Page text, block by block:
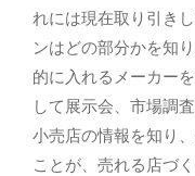
れには現在取り引き
ンはどの部分かを知
的に入れるメーカー
して展示会、市場調
小売店の情報を知り
ことが、売れる店づ